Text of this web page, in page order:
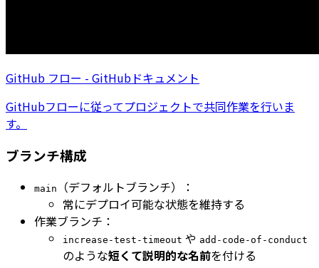
GitHub フロー - GitHubドキュメント
GitHubフローに従ってプロジェクトで共同作業を行いま
す。
ブランチ構成
main
（デフォルトブランチ）：
常にデプロイ可能な状態を維持する
作業ブランチ：
increase-test-timeout や add-code-of-conduct
のような短くて説明的な名前を付ける